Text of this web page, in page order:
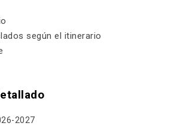
según el itinerario
2027